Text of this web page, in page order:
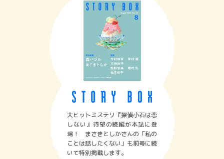
大ヒットミステリ『探偵小石は恋
しない』待望の続編が本誌に登
場！ まさきとしかさんの「私の
ことは話したくない」も前号に続
いて特別掲載します。